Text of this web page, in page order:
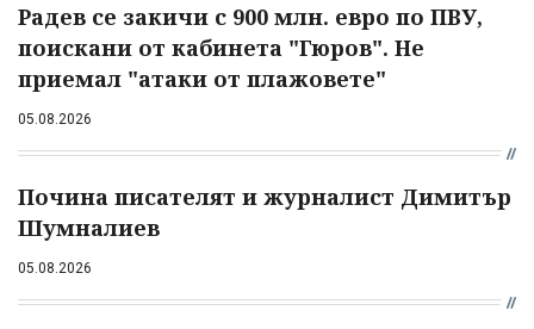
Радев се закичи с 900 млн. евро по ПВУ,
поискани от кабинета "Гюров". Не
приемал "атаки от плажовете"
05.08.2026
Почина писателят и журналист Димитър
Шумналиев
05.08.2026